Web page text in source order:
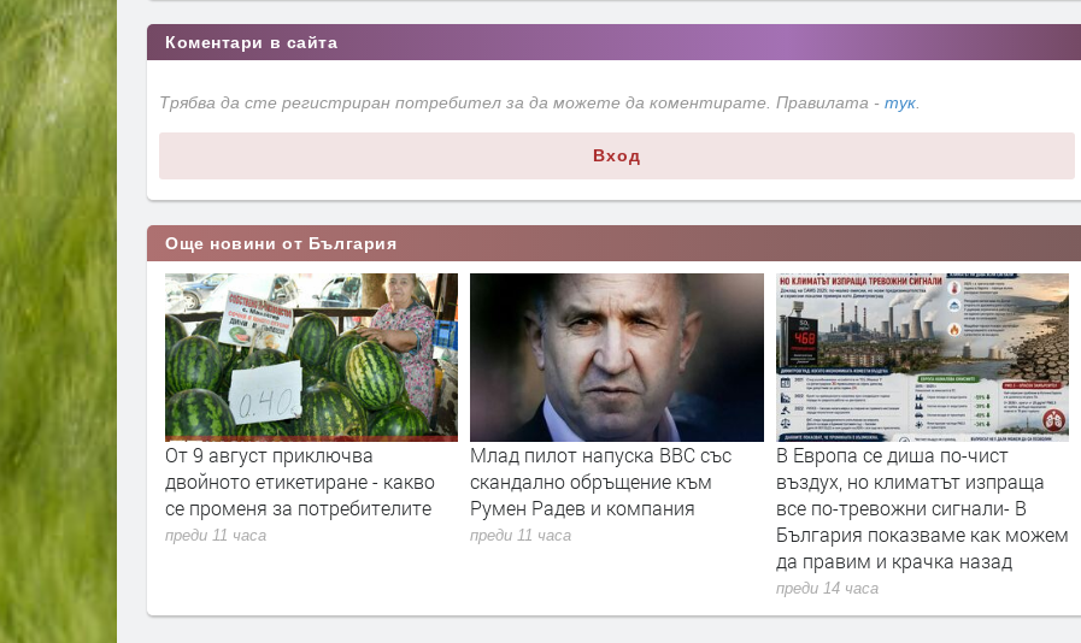
Коментари в сайта
Трябва да сте регистриран потребител за да можете да коментирате. Правилата - тук.
Вход
Още новини от България
ще провeрява
на
От 9 август приключва
двойното етикетиране - какво
се променя за потребителите
преди 11 часа
Млад пилот напуска ВВС със
скандално обръщение към
Румен Радев и компания
преди 11 часа
В Европа се диша по-чист
въздух, но климатът изпраща
все по-тревожни сигнали- В
България показваме как можем
да правим и крачка назад
преди 14 часа